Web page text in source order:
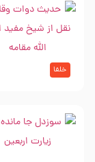
خلفا